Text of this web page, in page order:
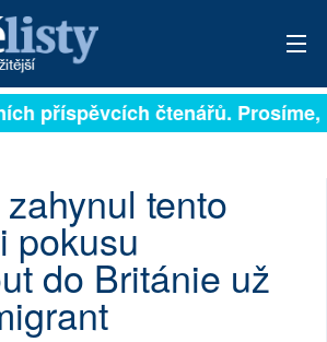
příspěvcích čtenářů. Prosíme,
tento
pokusu
do Británie už